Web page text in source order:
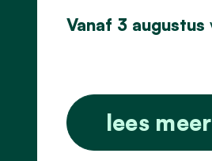
Vanaf 3 augustus
lees meer